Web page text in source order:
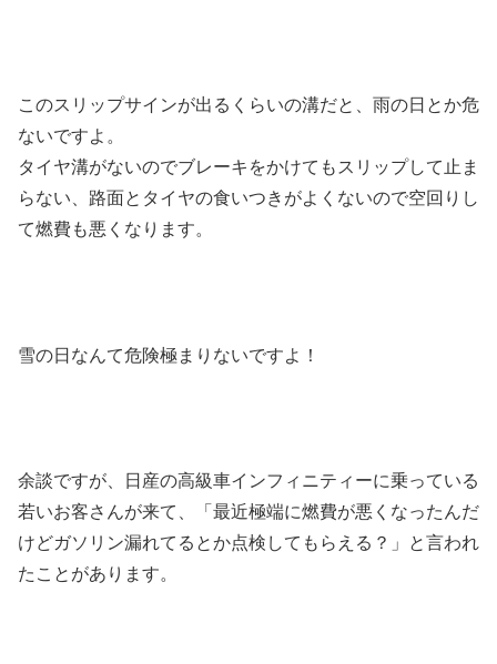
このスリップサインが出るくらいの溝だと、雨の日とか危
ないですよ。
タイヤ溝がないのでブレーキをかけてもスリップして止ま
らない、路面とタイヤの食いつきがよくないので空回りし
て燃費も悪くなります。
雪の日なんて危険極まりないですよ！
余談ですが、日産の高級車インフィニティーに乗っている
若いお客さんが来て、「最近極端に燃費が悪くなったんだ
けどガソリン漏れてるとか点検してもらえる？」と言われ
たことがあります。